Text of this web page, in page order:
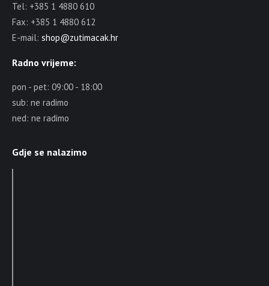
Tel: +385 1 4880 610
Fax: +385 1 4880 612
E-mail: shop@zutimacak.hr
Radno vrijeme:
pon - pet: 09:00 - 18:00
sub: ne radimo
ned: ne radimo
Gdje se nalazimo